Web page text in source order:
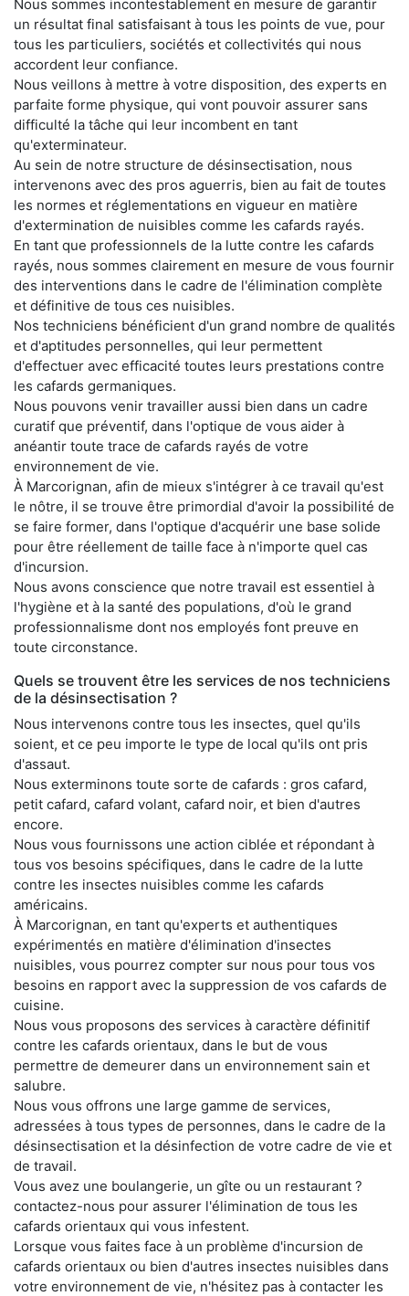
Nous sommes incontestablement en mesure de garantir
un résultat final satisfaisant à tous les points de vue, pour
tous les particuliers, sociétés et collectivités qui nous
accordent leur confiance.
Nous veillons à mettre à votre disposition, des experts en
parfaite forme physique, qui vont pouvoir assurer sans
difficulté la tâche qui leur incombent en tant
qu'exterminateur.
Au sein de notre structure de désinsectisation, nous
intervenons avec des pros aguerris, bien au fait de toutes
les normes et réglementations en vigueur en matière
d'extermination de nuisibles comme les cafards rayés.
En tant que professionnels de la lutte contre les cafards
rayés, nous sommes clairement en mesure de vous fournir
des interventions dans le cadre de l'élimination complète
et définitive de tous ces nuisibles.
Nos techniciens bénéficient d'un grand nombre de qualités
et d'aptitudes personnelles, qui leur permettent
d'effectuer avec efficacité toutes leurs prestations contre
les cafards germaniques.
Nous pouvons venir travailler aussi bien dans un cadre
curatif que préventif, dans l'optique de vous aider à
anéantir toute trace de cafards rayés de votre
environnement de vie.
À Marcorignan, afin de mieux s'intégrer à ce travail qu'est
le nôtre, il se trouve être primordial d'avoir la possibilité de
se faire former, dans l'optique d'acquérir une base solide
pour être réellement de taille face à n'importe quel cas
d'incursion.
Nous avons conscience que notre travail est essentiel à
l'hygiène et à la santé des populations, d'où le grand
professionnalisme dont nos employés font preuve en
toute circonstance.
Quels se trouvent être les services de nos techniciens
de la désinsectisation ?
Nous intervenons contre tous les insectes, quel qu'ils
soient, et ce peu importe le type de local qu'ils ont pris
d'assaut.
Nous exterminons toute sorte de cafards : gros cafard,
petit cafard, cafard volant, cafard noir, et bien d'autres
encore.
Nous vous fournissons une action ciblée et répondant à
tous vos besoins spécifiques, dans le cadre de la lutte
contre les insectes nuisibles comme les cafards
américains.
À Marcorignan, en tant qu'experts et authentiques
expérimentés en matière d'élimination d'insectes
nuisibles, vous pourrez compter sur nous pour tous vos
besoins en rapport avec la suppression de vos cafards de
cuisine.
Nous vous proposons des services à caractère définitif
contre les cafards orientaux, dans le but de vous
permettre de demeurer dans un environnement sain et
salubre.
Nous vous offrons une large gamme de services,
adressées à tous types de personnes, dans le cadre de la
désinsectisation et la désinfection de votre cadre de vie et
de travail.
Vous avez une boulangerie, un gîte ou un restaurant ?
contactez-nous pour assurer l'élimination de tous les
cafards orientaux qui vous infestent.
Lorsque vous faites face à un problème d'incursion de
cafards orientaux ou bien d'autres insectes nuisibles dans
votre environnement de vie, n'hésitez pas à contacter les